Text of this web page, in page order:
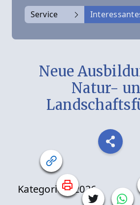
Service
Neue
Natur-
Kategorien: 2026